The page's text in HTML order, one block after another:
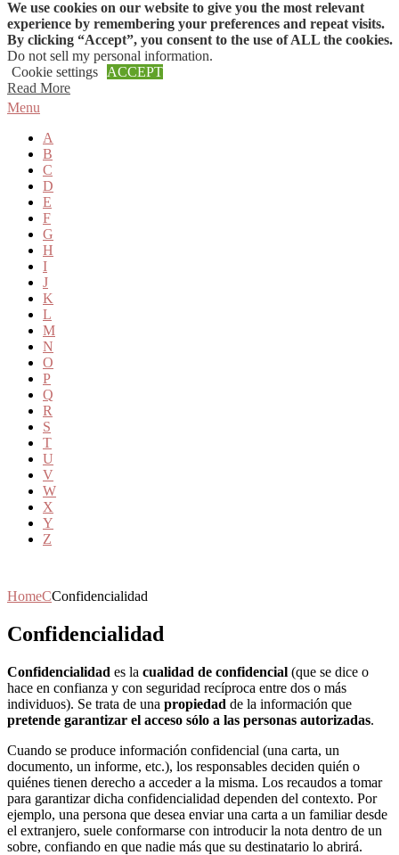
Skip to content
Menu
A
B
C
D
E
F
G
H
I
J
K
L
M
N
O
P
Q
R
S
T
U
V
W
X
Y
Z
HomeCConfidencialidad
Confidencialidad
Confidencialidad es la cualidad de confidencial (que se dice o
hace en confianza y con seguridad recíproca entre dos o más
individuos). Se trata de una propiedad de la información que
pretende garantizar el acceso sólo a las personas autorizadas.
Cuando se produce información confidencial (una carta, un
documento, un informe, etc.), los responsables deciden quién o
quiénes tienen derecho a acceder a la misma. Los recaudos a tomar
para garantizar dicha confidencialidad dependen del contexto. Por
ejemplo, una persona que desea enviar una carta a un familiar desde
el extranjero, suele conformarse con introducir la nota dentro de un
sobre, confiando en que nadie más que su destinatario lo abrirá.
We use cookies on our website to give you the most relevant
experience by remembering your preferences and repeat visits.
By clicking “Accept”, you consent to the use of ALL the cookies.
Do not sell my personal information.
Cookie settings
ACCEPT
Read More